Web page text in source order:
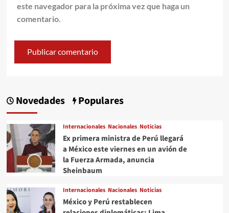
este navegador para la próxima vez que haga un
comentario.
Novedades Populares
Internacionales Nacionales Noticias
Ex primera ministra de Perú llegará
a México este viernes en un avión de
la Fuerza Armada, anuncia
Sheinbaum
Internacionales Nacionales Noticias
México y Perú restablecen